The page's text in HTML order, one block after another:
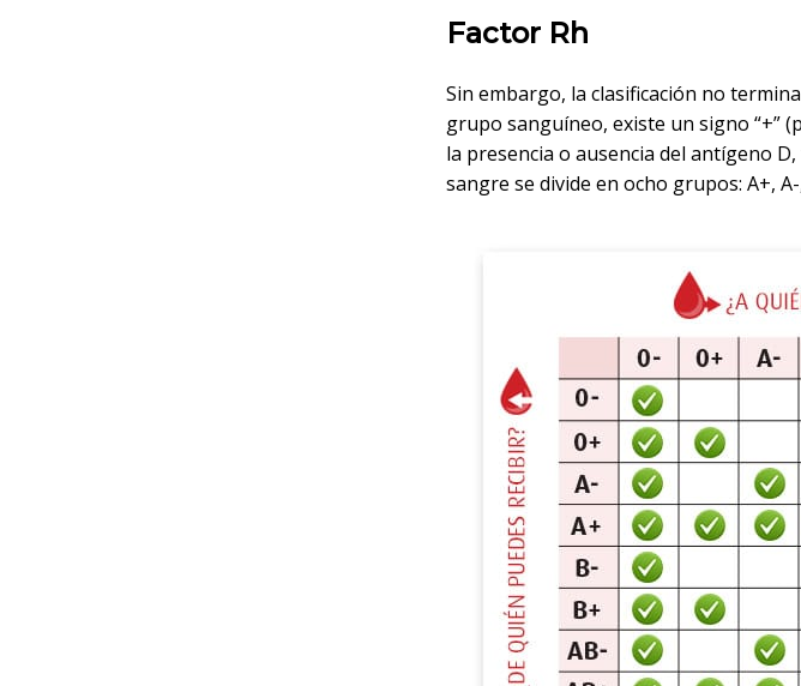
Factor Rh
Sin embargo, la clasificación no
grupo sanguíneo, existe un signo “+”
la presencia o ausencia del antígeno
sangre se divide en ocho grupos: A+,